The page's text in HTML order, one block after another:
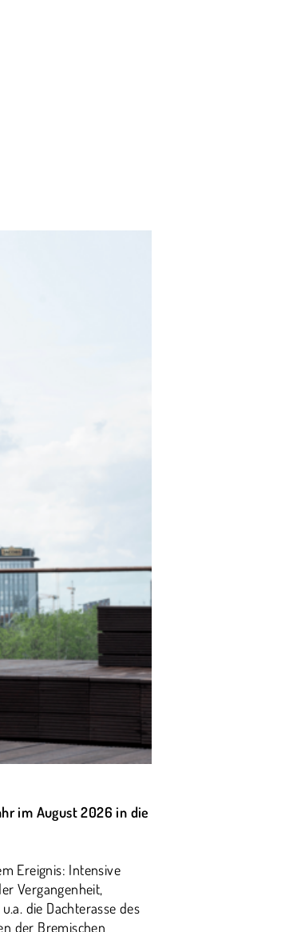
im August 2026 in die
Ereignis: Intensive
Vergangenheit,
die Dachterasse des
der Bremischen